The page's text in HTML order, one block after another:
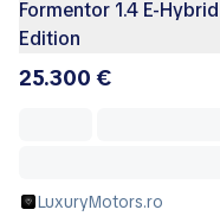
Formentor 1.4 E-
Edition
25.300 €
LuxuryMotors.ro